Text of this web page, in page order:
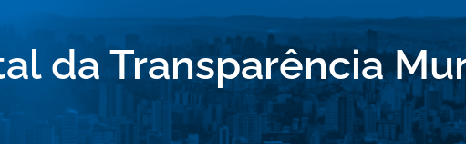
da Transparência